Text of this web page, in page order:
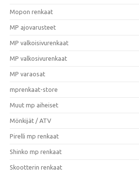
Mopon renkaat
MP ajovarusteet
MP valkoisivurenkaat
MP valkosivurenkaat
MP varaosat
mprenkaat-store
Muut mp aiheiset
Mönkijät / ATV
Pirelli mp renkaat
Shinko mp renkaat
Skootterin renkaat